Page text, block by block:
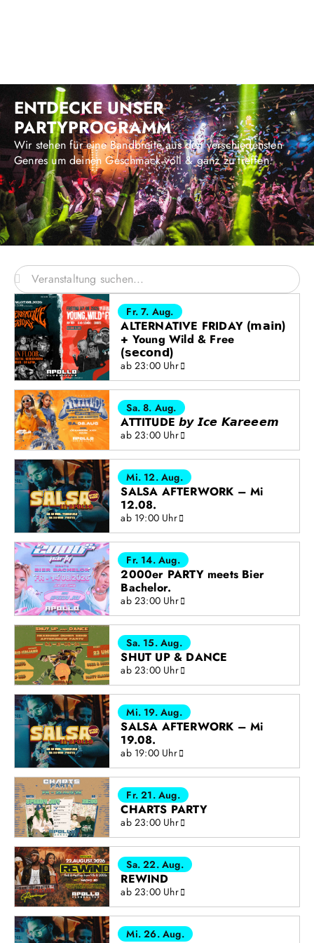
ENTDECKE UNSER
PARTYPROGRAMM
Wir stehen für eine Bandbreite aus den verschiedensten
Genres um deinen Geschmack voll & ganz zu treffen.
Fr. 7. Aug.
ALTERNATIVE FRIDAY (𝗺𝗮𝗶𝗻)
+ Young Wild & Free
(𝘀𝗲𝗰𝗼𝗻𝗱)
ab 23:00 Uhr
Sa. 8. Aug.
ATTITUDE 𝙗𝙮 𝙄𝙘𝙚 𝙆𝙖𝙧𝙚𝙚𝙚𝙢
ab 23:00 Uhr
Mi. 12. Aug.
SALSA AFTERWORK – Mi
12.08.
ab 19:00 Uhr
Fr. 14. Aug.
2000er PARTY meets Bier
Bachelor.
ab 23:00 Uhr
Sa. 15. Aug.
SHUT UP & DANCE
ab 23:00 Uhr
Mi. 19. Aug.
SALSA AFTERWORK – Mi
19.08.
ab 19:00 Uhr
Fr. 21. Aug.
CHARTS PARTY
ab 23:00 Uhr
Sa. 22. Aug.
REWIND
ab 23:00 Uhr
Mi. 26. Aug.